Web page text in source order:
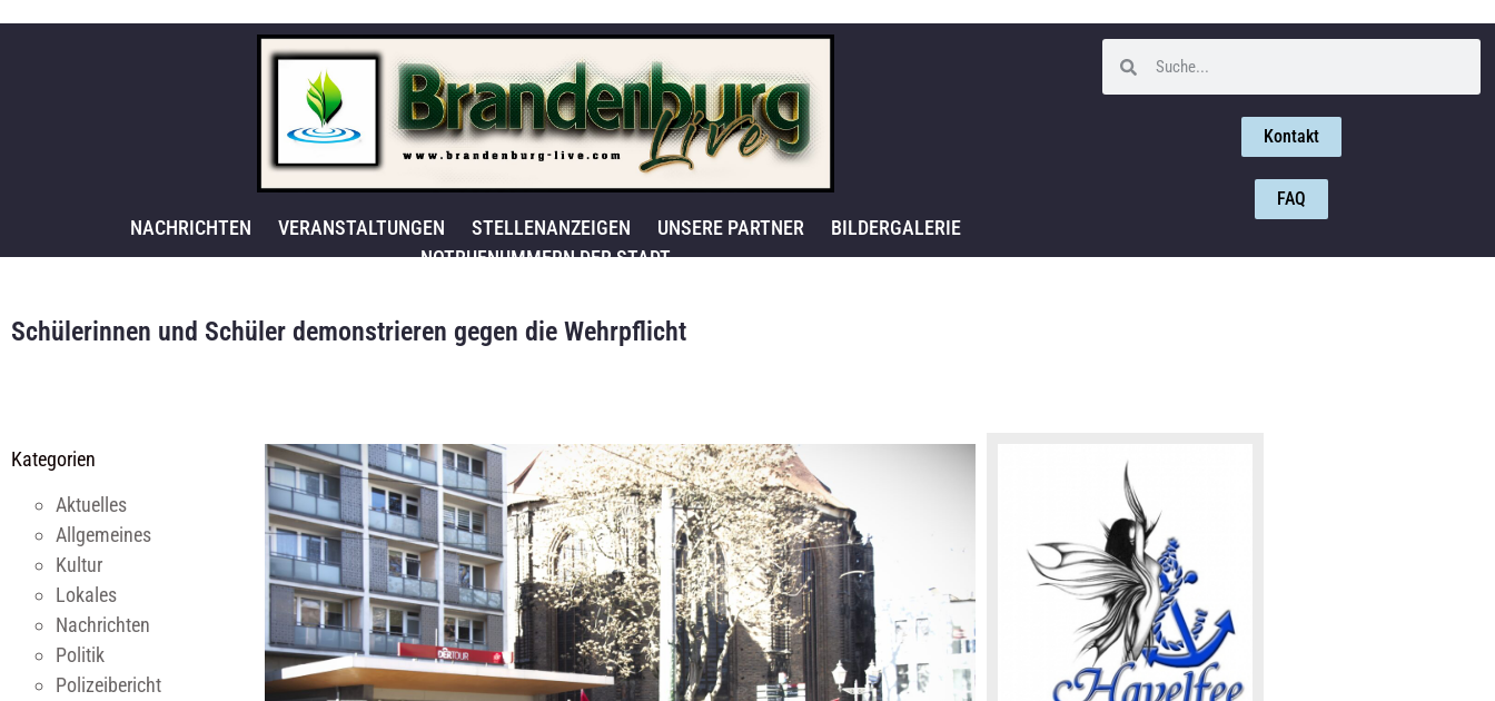
NACHRICHTEN VERANSTALTUNGEN STELLENANZEIGEN UNSERE PARTNER
BILDERGALERIE
NOTRUFNUMMERN DER STADT
Kontakt
FAQ
Schülerinnen und Schüler demonstrieren gegen die Wehrpflicht
Kategorien
Aktuelles
Allgemeines
Kultur
Lokales
Nachrichten
Politik
Polizeibericht